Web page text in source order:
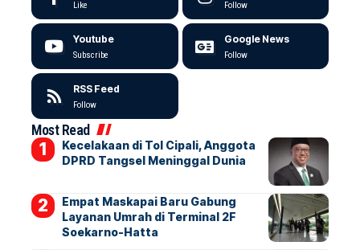
Like Follow
Youtube
Subscribe
Google News
Follow
RSS Feed
Follow
Most Read
Kecelakaan di Tol Cipali, Anggota
DPRD Tangsel Meninggal Dunia
Empat Maskapai Baru Gabung
Layanan Umrah di Terminal 2F
Soekarno-Hatta